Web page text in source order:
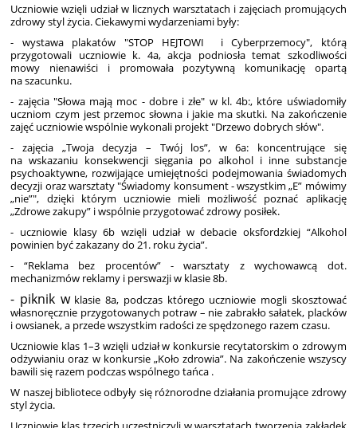
Uczniowie wzięli udział w licznych warsztatach i zajęciach promujących
zdrowy styl życia. Ciekawymi wydarzeniami były:
- wystawa plakatów "STOP HEJTOWI i Cyberprzemocy", którą
przygotowali uczniowie k. 4a, akcja podniosła temat szkodliwości
mowy nienawiści i promowała pozytywną komunikację opartą
na szacunku.
- zajęcia "Słowa mają moc - dobre i złe" w kl. 4b:, które uświadomiły
uczniom czym jest przemoc słowna i jakie ma skutki. Na zakończenie
zajęć uczniowie wspólnie wykonali projekt "Drzewo dobrych słów".
- zajęcia „Twoja decyzja – Twój los”, w 6a: koncentrujące się
na wskazaniu konsekwencji sięgania po alkohol i inne substancje
psychoaktywne, rozwijające umiejętności podejmowania świadomych
decyzji oraz warsztaty "Świadomy konsument - wszystkim „E” mówimy
„nie”", dzięki którym uczniowie mieli możliwość poznać aplikację
„Zdrowe zakupy” i wspólnie przygotować zdrowy posiłek.
- uczniowie klasy 6b wzięli udział w debacie oksfordzkiej “Alkohol
powinien być zakazany do 21. roku życia”.
- “Reklama bez procentów” - warsztaty z wychowawcą dot.
mechanizmów reklamy i perswazji w klasie 8b.
- piknik wklasie 8a, podczas którego uczniowie mogli skosztować
własnoręcznie przygotowanych potraw – nie zabrakło sałatek, placków
i owsianek, a przede wszystkim radości ze spędzonego razem czasu.
Uczniowie klas 1–3 wzięli udział w konkursie recytatorskim o zdrowym
odżywianiu oraz w konkursie „Koło zdrowia”. Na zakończenie wszyscy
bawili się razem podczas wspólnego tańca .
W naszej bibliotece odbyły się różnorodne działania promujące zdrowy
styl życia.